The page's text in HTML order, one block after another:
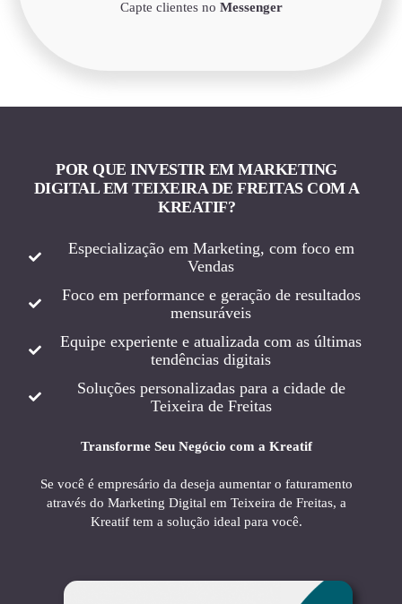
Capte clientes no Messenger
POR QUE INVESTIR EM MARKETING
DIGITAL EM TEIXEIRA DE FREITAS COM A
KREATIF?
Especialização em Marketing, com foco em
Vendas
Foco em performance e geração de resultados
mensuráveis
Equipe experiente e atualizada com as últimas
tendências digitais
Soluções personalizadas para a cidade de
Teixeira de Freitas
Transforme Seu Negócio com a Kreatif
Se você é empresário da deseja aumentar o faturamento
através do Marketing Digital em Teixeira de Freitas, a
Kreatif tem a solução ideal para você.